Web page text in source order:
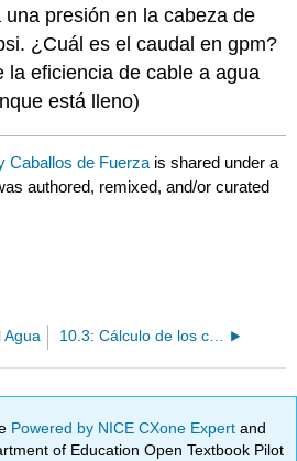
presión en la cabeza de
¿Cuál es el caudal en gpm?
la eficiencia de cable a agua
está lleno)
Caballos de Fuerza is shared under a
authored, remixed, and/or curated
Agua 10.3: Cálculo de los costos de energía
Powered by NICE CXone Expertand
of Education Open Textbook Pilot